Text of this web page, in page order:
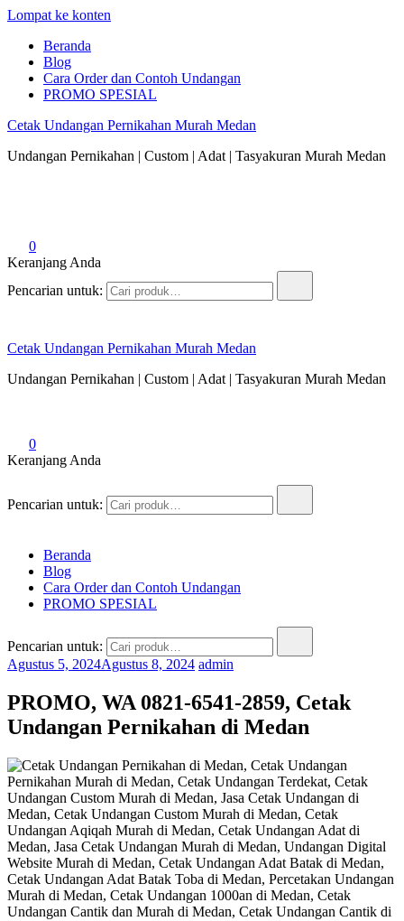
Lompat ke konten
Beranda
Blog
Cara Order dan Contoh Undangan
PROMO SPESIAL
Cetak Undangan Pernikahan Murah Medan
Undangan Pernikahan | Custom | Adat | Tasyakuran Murah Medan
0
Keranjang Anda
Pencarian untuk:
Cetak Undangan Pernikahan Murah Medan
Undangan Pernikahan | Custom | Adat | Tasyakuran Murah Medan
0
Keranjang Anda
Pencarian untuk:
Beranda
Blog
Cara Order dan Contoh Undangan
PROMO SPESIAL
Pencarian untuk:
Agustus 5, 2024Agustus 8, 2024 admin
PROMO, WA 0821-6541-2859, Cetak
Undangan Pernikahan di Medan